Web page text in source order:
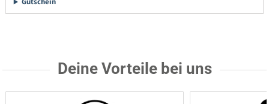
Deine Vorteile bei uns